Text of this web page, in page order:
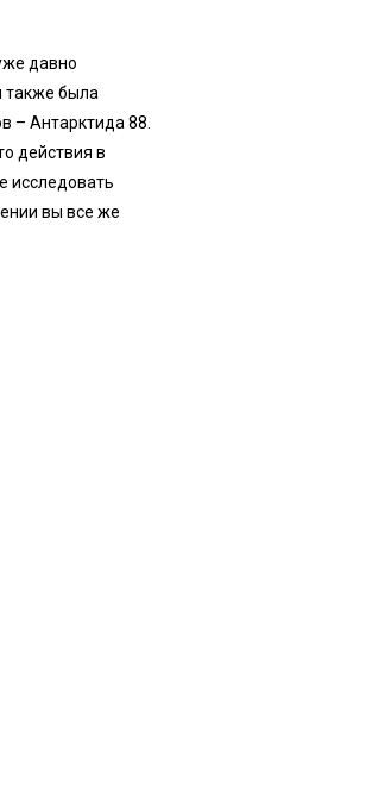
давно
также была
– Антарктида 88.
действия в
исследовать
вы все же